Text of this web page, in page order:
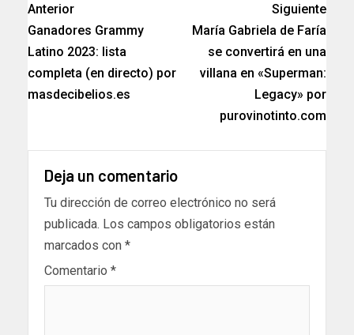
Anterior
Ganadores Grammy
Latino 2023: lista
completa (en directo) por
masdecibelios.es
Siguiente
María Gabriela de Faría
se convertirá en una
villana en «Superman:
Legacy» por
purovinotinto.com
Deja un comentario
Tu dirección de correo electrónico no será
publicada. Los campos obligatorios están
marcados con *
Comentario *